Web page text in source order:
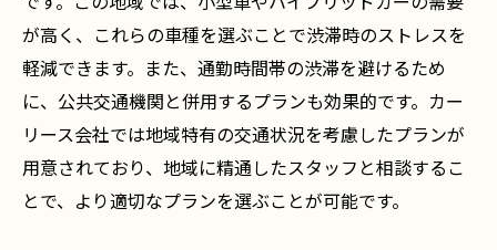
要性
初めてのカーリース契約に向けた準備
地域サービスを活用しカーリースを最大限に活
用する方法
地元のメンテナンスサービスを利用するメ
リット
が高く、これらの車種を選ぶことで渋滞時のストレスを
軽減できます。また、通勤時間帯の渋滞を避けるため
に、公共交通機関と併用するプランも効果的です。カー
リース会社では地域特有の交通状況を考慮したプランが
用意されており、地域に精通したスタッフと相談するこ
とで、より適切なプランを選ぶことが可能です。